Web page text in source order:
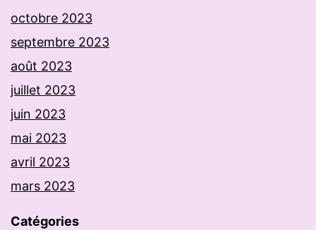
octobre 2023
septembre 2023
août 2023
juillet 2023
juin 2023
mai 2023
avril 2023
mars 2023
Catégories